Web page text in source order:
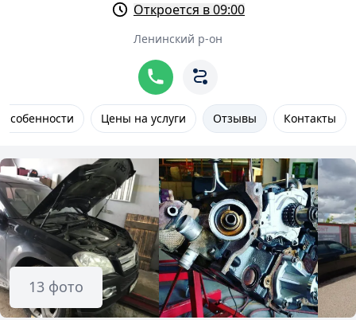
Откроется в 09:00
Ленинский р-он
Особенности Цены на услуги Отзывы Контакты
13 фото